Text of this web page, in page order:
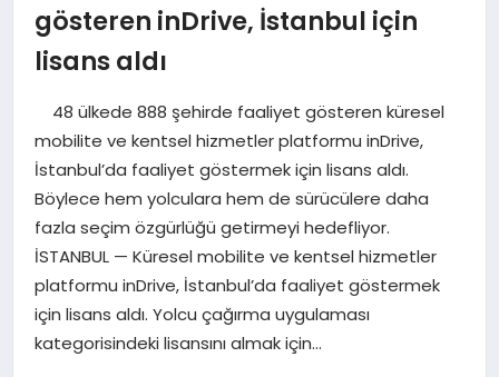
EKONOMI
MAGAZIN
SAĞLIK
SIYASET
SPOR
YAŞAM
gösteren inDrive, İstanbul için
lisans aldı
48 ülkede 888 şehirde faaliyet gösteren küresel
mobilite ve kentsel hizmetler platformu inDrive,
İstanbul’da faaliyet göstermek için lisans aldı.
Böylece hem yolculara hem de sürücülere daha
fazla seçim özgürlüğü getirmeyi hedefliyor.
İSTANBUL — Küresel mobilite ve kentsel hizmetler
platformu inDrive, İstanbul’da faaliyet göstermek
için lisans aldı. Yolcu çağırma uygulaması
kategorisindeki lisansını almak için…